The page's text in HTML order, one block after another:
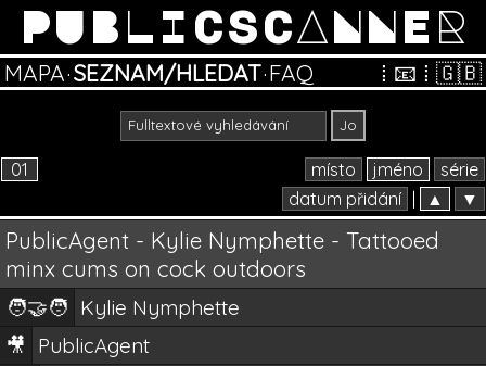
PUBLICSCANNER
MAPA·SEZNAM/HLEDAT·FAQ ⁞ 📧 ⁞ 🇬🇧
01 místo jméno
série
datum přidání
▲ ▼
PublicAgent - Kylie Nymphette - Tattooed
minx cums on cock outdoors
🧑‍🤝‍🧑 Kylie Nymphette
🎥 PublicAgent